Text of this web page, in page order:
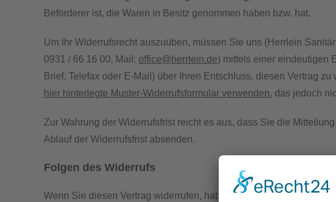
Beförderer ist, die Waren in Besitz genommen haben bzw. hat.
Um Ihr Widerrufsrecht auszuüben, müssen Sie uns (Herrlein
0931 / 66 16 00, Mail: office@herrlein.de) mittels einer eindeutigen
Brief, Telefax oder E-Mail) über Ihren Entschluss, diesen Vertrag zu
hier hinterlegte Muster-Widerrufsformular verwenden, das jedoch
Zur Wahrung der Widerrufsfrist reicht es aus, dass Sie die
Ablauf der Widerrufsfrist absenden.
Folgen des Widerrufs
Wenn Sie diesen Vertrag widerrufen, haben wir Ihnen alle